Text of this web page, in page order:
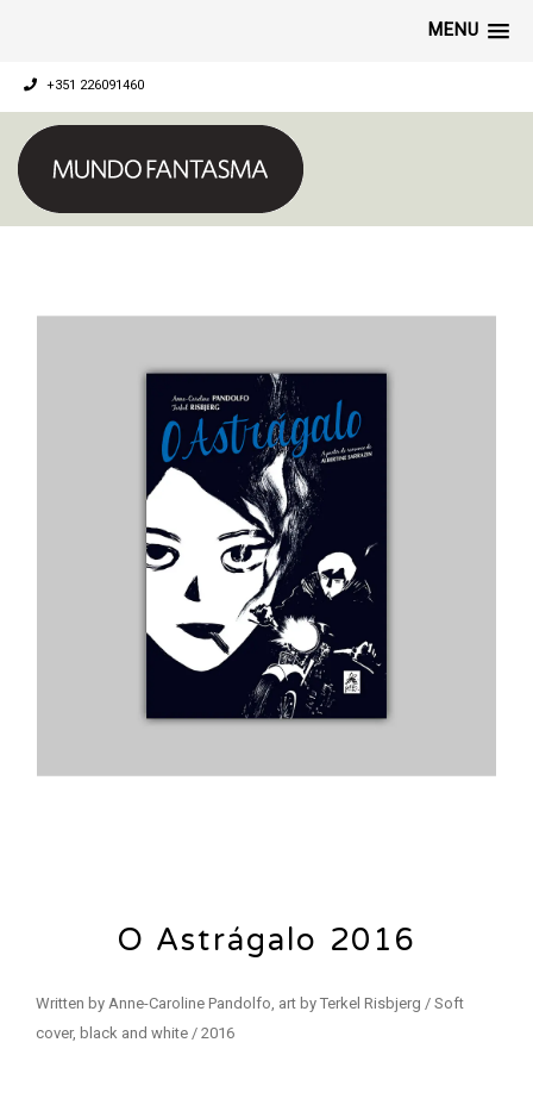
MENU
+351 226091460
O Astrágalo 2016
Written by Anne-Caroline Pandolfo, art by Terkel Risbjerg / Soft
cover, black and white / 2016